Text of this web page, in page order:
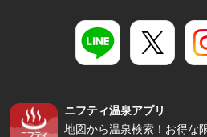
ニフティ温泉アプリ
地図から温泉検索！お得な